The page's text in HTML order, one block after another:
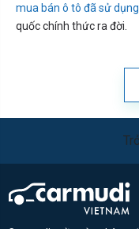
mua bán ô tô đã sử
quốc chính thức ra đời.